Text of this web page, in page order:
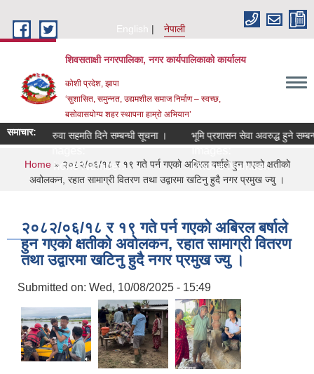
English
नेपाली
शिवसताक्षी नगरपालिका, नगर कार्यपालिकाकाे कार्यालय
कोशी प्रदेश, झापा
‘सुशासित, समुन्‍नत, उद्यमशील समाज निर्माण – स्वच्छ,
बसोवासयोग्य शहर स्थापना हाम्रो अभियान’
समाचार: सरुवा सहमति दिने सम्बन्धी सूचना ।
Phone Number:
भूमि प्रशासन सेवा अवरुद्ध हुने
Phone Number:
You are here
Home» २०८२/०६/१८ र १९ गते पर्न गएको अबिरल बर्षाले हुन गएको क्षतीको
अवोलकन, रहात सामाग्री वितरण तथा उद्वारमा खटिनु हुदै नगर प्रमुख ज्यु ।
२०८२/०६/१८ र १९ गते पर्न गएको अबिरल बर्षाले
हुन गएको क्षतीको अवोलकन, रहात सामाग्री वितरण
तथा उद्वारमा खटिनु हुदै नगर प्रमुख ज्यु ।
Submitted on: Wed, 10/08/2025 - 15:49